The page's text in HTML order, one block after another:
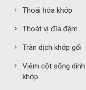
Thoái hóa khớp
Thoát vị đĩa đệm
Tràn dịch khớp gối
Viêm cột sống dính
khớp